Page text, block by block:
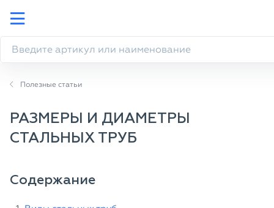
Полезные статьи
РАЗМЕРЫ И ДИАМЕТРЫ
СТАЛЬНЫХ ТРУБ
Содержание